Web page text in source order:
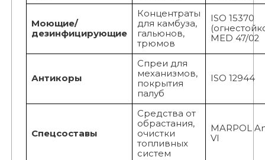
Моющие/
дезинфицирующие
Концентраты
для камбуза,
гальюнов,
трюмов
ISO 15370
MED 47/02
Антикоры
Спреи для
механизмов,
покрытия
палуб
ISO 12944
Спецсоставы
Средства от
обрастания,
очистки
топливных
систем
MARPOL
VI